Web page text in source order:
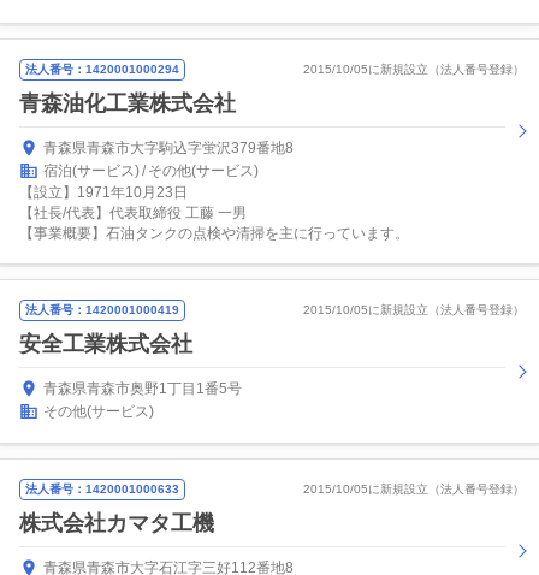
法人番号：1420001000294 2015/10/05に新規設立（法人番号登録）
青森油化工業株式会社
青森県青森市大字駒込字蛍沢379番地8
宿泊(サービス) その他(サービス)
【設立】1971年10月23日
【社長/代表】代表取締役 工藤 一男
【事業概要】石油タンクの点検や清掃を主に行っています。
法人番号：1420001000419 2015/10/05に新規設立（法人番号登録）
安全工業株式会社
青森県青森市奥野1丁目1番5号
その他(サービス)
法人番号：1420001000633 2015/10/05に新規設立（法人番号登録）
株式会社カマタ工機
青森県青森市大字石江字三好112番地8